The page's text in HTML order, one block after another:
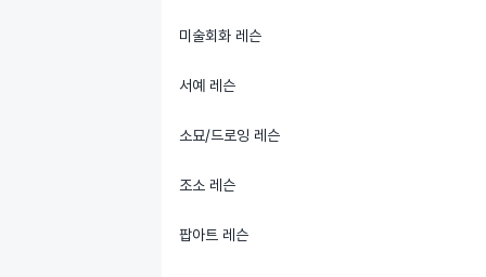
미술회화 레슨
서예 레슨
소묘/드로잉 레슨
조소 레슨
팝아트 레슨